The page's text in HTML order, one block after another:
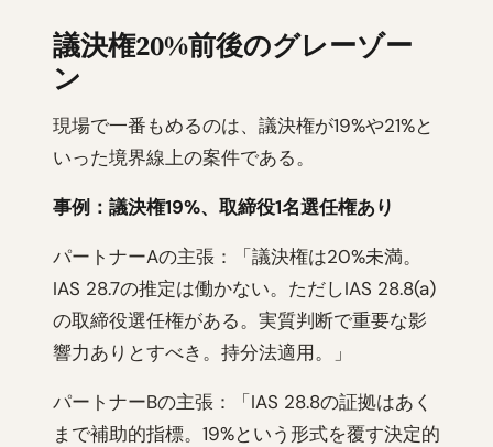
議決権20%前後のグレーゾー
ン
現場で一番もめるのは、議決権が19%や21%と
いった境界線上の案件である。
事例：議決権19%、取締役1名選任権あり
パートナーAの主張：「議決権は20%未満。
IAS 28.7の推定は働かない。ただしIAS 28.8(a)
の取締役選任権がある。実質判断で重要な影
響力ありとすべき。持分法適用。」
パートナーBの主張：「IAS 28.8の証拠はあく
まで補助的指標。19%という形式を覆す決定的